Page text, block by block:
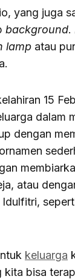
yang juga
background.
lamp atau
15
dalam
dengan
atau
keluarga
kita bisa